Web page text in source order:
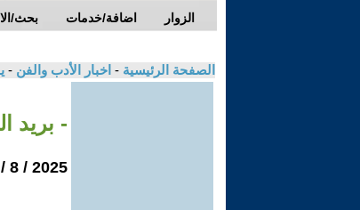
بحث/ اضافة/خدمات الزوار
الصفحة الرئيسية - اخبار الأدب والفن -
- بريد
2025 / 8 / 10